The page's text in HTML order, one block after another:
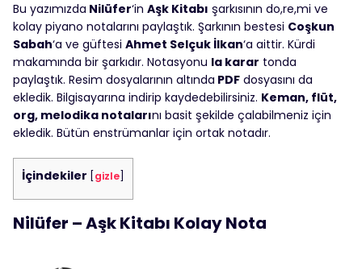
Bu yazımızda Nilüfer‘in Aşk Kitabı şarkısının do,re,mi ve
kolay piyano notalarını paylaştık. Şarkının bestesi Coşkun
Sabah‘a ve güftesi Ahmet Selçuk İlkan‘a aittir. Kürdi
makamında bir şarkıdır. Notasyonu la karar tonda
paylaştık. Resim dosyalarının altında PDF dosyasını da
ekledik. Bilgisayarına indirip kaydedebilirsiniz. Keman, flüt,
org, melodika notalarını basit şekilde çalabilmeniz için
ekledik. Bütün enstrümanlar için ortak notadır.
İçindekiler gizle
Nilüfer – Aşk Kitabı Kolay Nota